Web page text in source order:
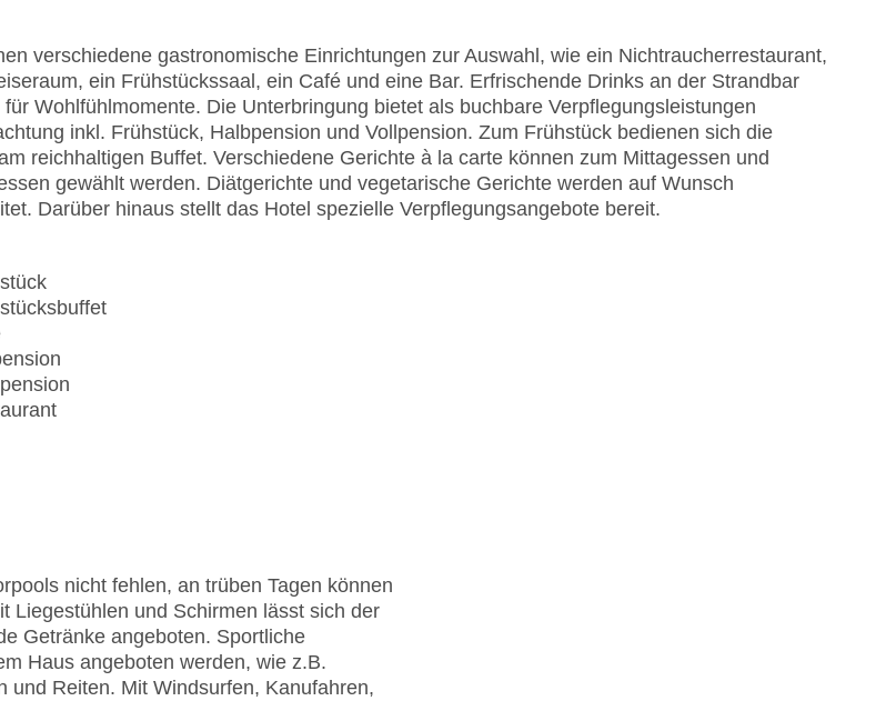
American Express, Diners Club, EC Maestro, Mastercard, Visa
3 Sterne
verschiedene gastronomische Einrichtungen zur Auswahl, wie ein Nichtraucherrestaurant,
ein Frühstückssaal, ein Café und eine Bar. Erfrischende Drinks an der Strandbar
für Wohlfühlmomente. Die Unterbringung bietet als buchbare Verpflegungsleistungen
inkl. Frühstück, Halbpension und Vollpension. Zum Frühstück bedienen sich die
reichhaltigen Buffet. Verschiedene Gerichte à la carte können zum Mittagessen und
gewählt werden. Diätgerichte und vegetarische Gerichte werden auf Wunsch
Darüber hinaus stellt das Hotel spezielle Verpflegungsangebote bereit.
nicht fehlen, an trüben Tagen können
Liegestühlen und Schirmen lässt sich der
Getränke angeboten. Sportliche
Haus angeboten werden, wie z.B.
und Reiten. Mit Windsurfen, Kanufahren,